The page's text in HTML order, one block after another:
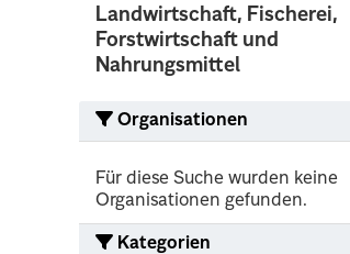
Landwirtschaft, Fischerei,
Forstwirtschaft und
Nahrungsmittel
Organisationen
Für diese Suche wurden keine
Organisationen gefunden.
Kategorien